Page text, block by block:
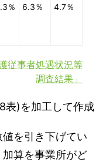
％ 6.3％ 4.7％
従事者処遇状況等
調査結果」
表)を加工して作成
を引き下げてい
算を事業所がど